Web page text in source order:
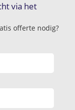
via het
offerte nodig?